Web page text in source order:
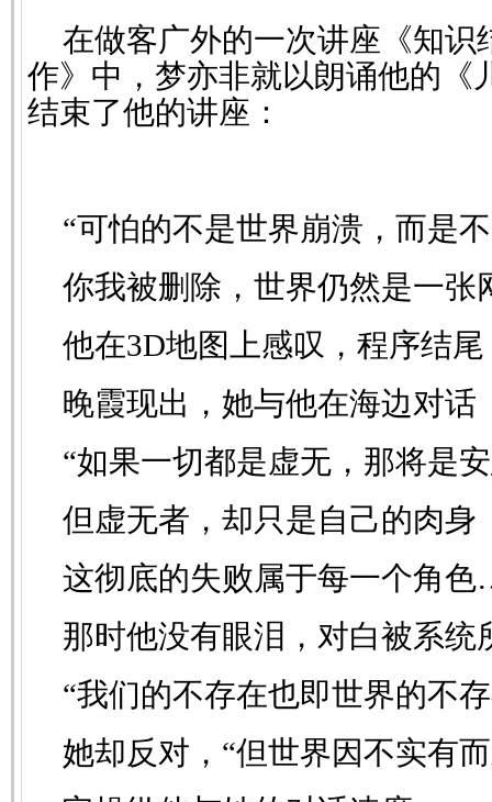
在做客广外的一次讲座《知识
作》中，梦亦非就以朗诵他的《
结束了他的讲座：
“可怕的不是世界崩溃，而是
你我被删除，世界仍然是一张
他在3D地图上感叹，程序结尾
晚霞现出，她与他在海边对话
“如果一切都是虚无，那将是
但虚无者，却只是自己的肉身
这彻底的失败属于每一个角
那时他没有眼泪，对白被系统
“我们的不存在也即世界的不
她却反对，“但世界因不实有